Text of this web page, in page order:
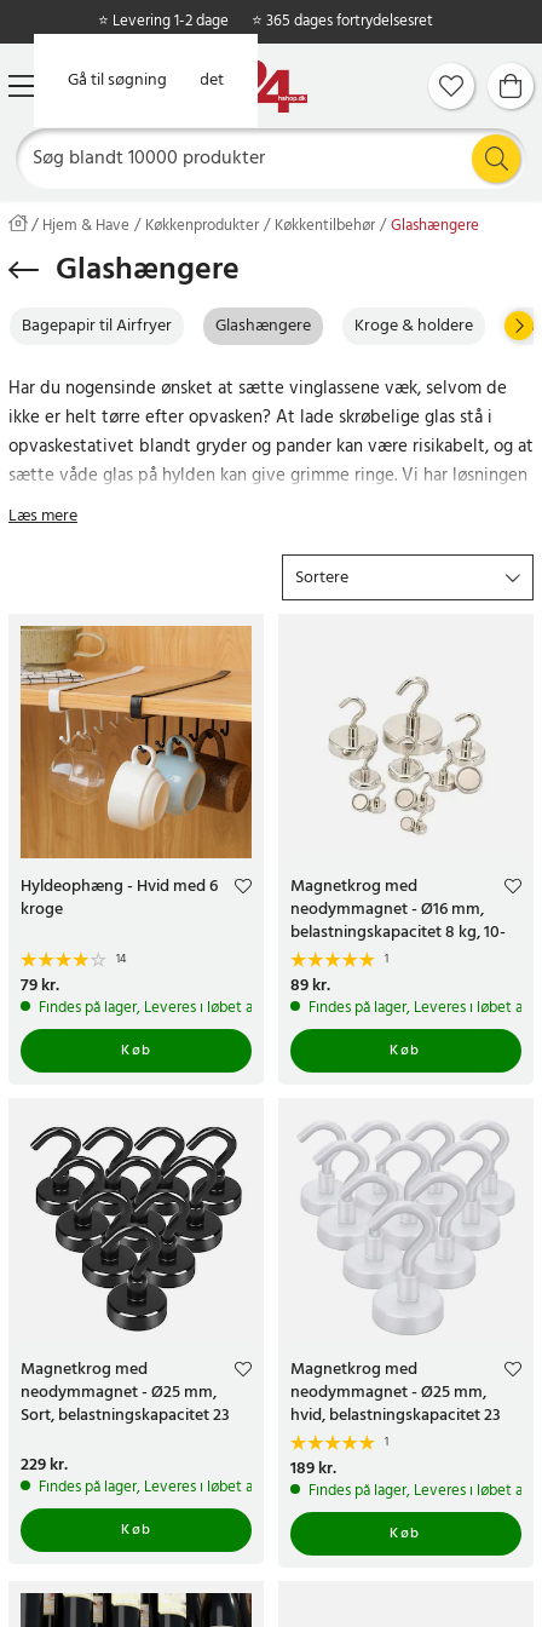
Gå til hovedindholdet
Gå til søgning
⭐ Levering 1-2 dage ⭐ 365 dages fortrydelsesret
Hjem & Have Køkkenprodukter Køkkentilbehør Glashængere
Glashængere
Bagepapir til Airfryer Glashængere Kroge & holdere
Har du nogensinde ønsket at sætte vinglassene væk, selvom de
ikke er helt tørre efter opvasken? At lade skrøbelige glas stå i
opvaskestativet blandt gryder og pander kan være risikabelt, og at
sætte våde glas på hylden kan give grimme ringe. Vi har løsningen
for dig: glasholdere. Du behøver ikke at have en hel bar for at
Når du handler på 24hshop.dk får du altid prisgaranti, 365 dages
Hvorfor betale mere end nødvendigt? Gør et kup og bestil
allerede i dag!
Læs mere
Sortere
Hyldeophæng - Hvid med 6
kroge
14
Pris:79 kr.
79 kr.
Findes på lager, Leveres i løbet af 1-2 hverdage
Køb
Magnetkrog med
neodymmagnet - Ø16 mm,
belastningskapacitet 8 kg, 10-
pak
1
Pris:89 kr.
89 kr.
Findes på lager, Leveres i løbet af
Køb
Magnetkrog med
neodymmagnet - Ø25 mm,
Sort, belastningskapacitet 23
Pris:229 kr.
229 kr.
Findes på lager, Leveres i løbet af 1-2 hverdage
Køb
Magnetkrog med
neodymmagnet - Ø25 mm,
hvid, belastningskapacitet 23
kg, 10-pak
1
Pris:189 kr.
189 kr.
Findes på lager, Leveres i løbet af
Køb